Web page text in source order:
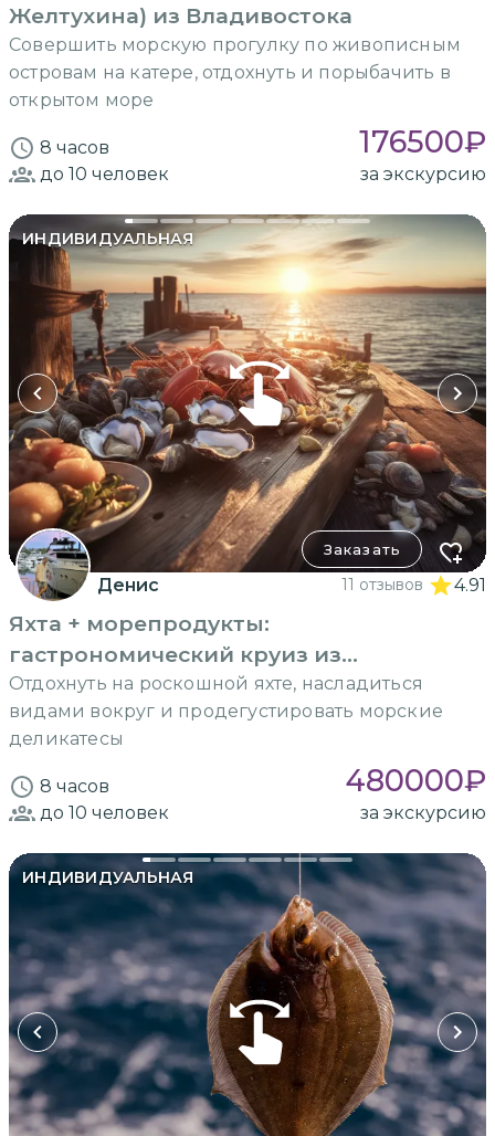
Желтухина) из Владивостока
Совершить морскую прогулку по живописным
островам на катере, отдохнуть и порыбачить в
открытом море
8 часов 176500₽
до 10 человек за экскурсию
ИНДИВИДУАЛЬНАЯ
Заказать
Денис 11 отзывов 4.91
Яхта + морепродукты:
гастрономический круиз из
Владивостока
Отдохнуть на роскошной яхте, насладиться
видами вокруг и продегустировать морские
деликатесы
8 часов 480000₽
до 10 человек за экскурсию
ИНДИВИДУАЛЬНАЯ